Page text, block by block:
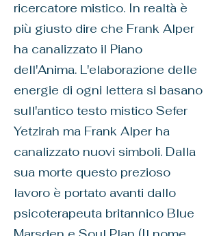
ricercatore mistico. In realtà è
più giusto dire che Frank Alper
ha canalizzato il Piano
dell'Anima. L'elaborazione delle
energie di ogni lettera si basano
sull'antico testo mistico Sefer
Yetzirah ma Frank Alper ha
canalizzato nuovi simboli. Dalla
sua morte questo prezioso
lavoro è portato avanti dallo
psicoterapeuta britannico Blue